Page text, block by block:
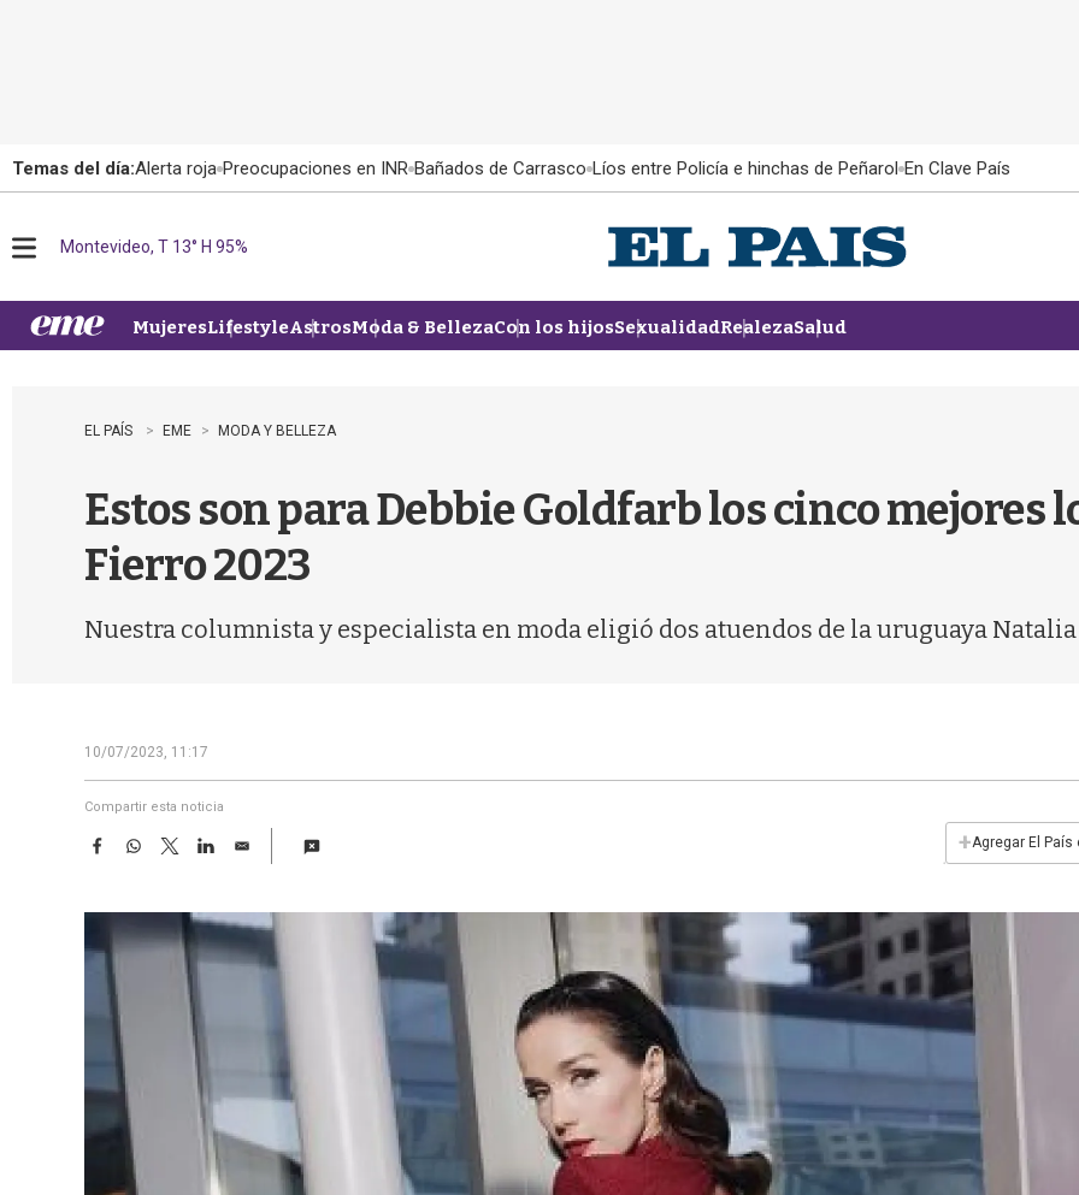
Temas del día:Alerta roja Preocupaciones en INR Bañados de Carrasco Líos entre Policía e hinchas de Peñarol En Clave País
u
Montevideo, T 13° H 95%
MujeresLifestyleAstrosModa & BellezaCon los hijosSexualidadRealezaSalud
EL PAÍS EME MODA Y BELLEZA
Estos son para Debbie Goldfarb los cinco mejores
Fierro 2023
Nuestra columnista y especialista en moda eligió dos atuendos de la uruguaya
10/07/2023, 11:17
Compartir esta noticia
F
e
o
W
t
s
T
w
t
t
e
L
k
d
E
i
l
+Agregar El País